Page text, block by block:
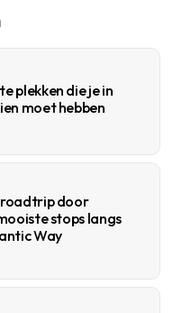
plekken die je in
moet hebben
roadtrip door
stops langs
Way